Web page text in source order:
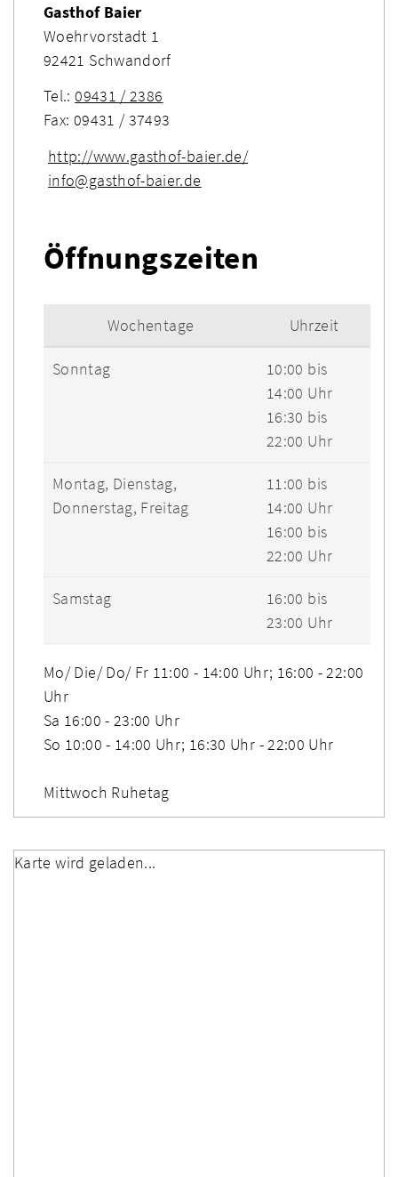
Gasthof Baier
Woehrvorstadt 1
92421 Schwandorf
Tel.:09431 / 2386
Fax: 09431 / 37493
http://www.gasthof-baier.de/
info@gasthof-baier.de
Öffnungszeiten
Wochentage Uhrzeit
Sonntag
10:00 bis
14:00 Uhr
16:30 bis
22:00 Uhr
Montag, Dienstag,
Donnerstag, Freitag
11:00 bis
14:00 Uhr
16:00 bis
22:00 Uhr
Samstag
16:00 bis
23:00 Uhr
Mo/ Die/ Do/ Fr 11:00 - 14:00 Uhr; 16:00 - 22:00
Uhr
Sa 16:00 - 23:00 Uhr
So 10:00 - 14:00 Uhr; 16:30 Uhr - 22:00 Uhr
Mittwoch Ruhetag
Karte wird geladen...